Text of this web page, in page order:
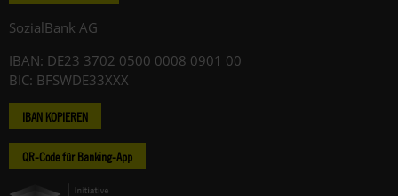
SozialBank AG
IBAN: DE23 3702 0500 0008 0901 00
BIC: BFSWDE33XXX
IBAN KOPIEREN
QR-Code für Banking-App